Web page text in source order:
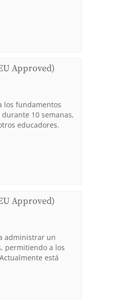
Approved)
los fundamentos
10 semanas,
educadores.
Approved)
administrar un
permitiendo a los
está